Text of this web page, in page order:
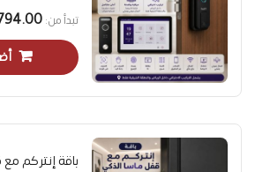
تبدأ من
باقة إنتركم